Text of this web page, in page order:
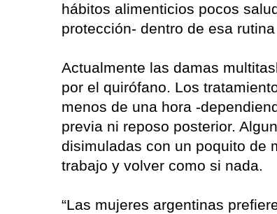
hábitos alimenticios pocos
protección- dentro de esa
Actualmente las damas
por el quirófano. Los
menos de una hora -
previa ni reposo posterior.
disimuladas con un poquito de
trabajo y volver como si nada.
“Las mujeres argentinas